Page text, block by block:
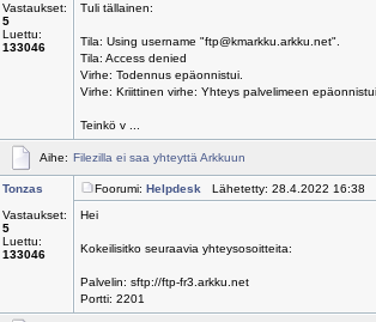
Vastaukset:
5
Luettu:
133046
Tuli tällainen:
Tila: Using username "ftp@kmarkku.arkku.net".
Tila: Access denied
Virhe: Todennus epäonnistui.
Virhe: Kriittinen virhe: Yhteys palvelimeen epäonnistui
Teinkö v ...
Aihe: Filezilla ei saa yhteyttä Arkkuun
Tonzas
Vastaukset:
5
Luettu:
133046
Foorumi: Helpdesk Lähetetty: 28.4.2022 16:38
Hei
Kokeilisitko seuraavia yhteysosoitteita:
Palvelin: sftp://ftp-fr3.arkku.net
Portti: 2201